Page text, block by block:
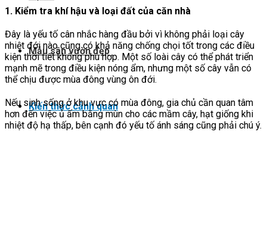
Mẫu sân vườn đẹp
Kiến thức cảnh quan
1. Kiểm tra khí hậu và loại đất của căn nhà
Đây là yếu tố cân nhắc hàng đầu bởi vì không phải loại cây
nhiệt đới nào cũng có khả năng chống chọi tốt trong các điều
kiện thời tiết không phù hợp. Một số loài cây có thể phát triển
mạnh mẽ trong điều kiện nóng ẩm, nhưng một số cây vẫn có
thể chịu được mùa đông vùng ôn đới.
Nếu sinh sống ở khu vực có mùa đông, gia chủ cần quan tâm
hơn đến việc ủ ấm bằng mùn cho các mầm cây, hạt giống khi
nhiệt độ hạ thấp, bên cạnh đó yếu tố ánh sáng cũng phải chú ý.